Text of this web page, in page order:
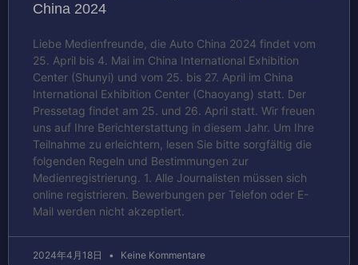
China 2024
Liebe Medienfreunde, die Auto China 2024 findet vom
25. April bis 4. Mai im China International Exhibition
Center (Shunyi) und vom 25. bis 27. April im China
International Exhibition Center (Chaoyang) statt. Der
Pressetag findet am 25. und 26. April statt. Wir freuen
uns auf Ihre Berichterstattung in diesem Jahr. Um Ihre
Teilnahme zu erleichtern, lesen Sie bitte sorgfältig die
folgenden Regeln und Bestimmungen zur
Medienregistrierung. 1. Alle Journalisten müssen sich
online registrieren. Bewerbungen per Telefon oder E-
Mail werden nicht akzeptiert.
2024年4月18日 Keine Kommentare